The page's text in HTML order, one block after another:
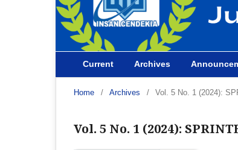
Current Archives
Home / Archives / Vol. 5 No. 1 (2024):
Vol. 5 No. 1 (2024):